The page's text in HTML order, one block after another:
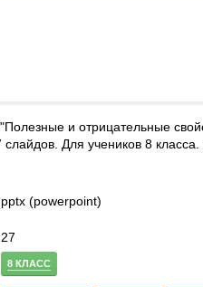
и отрицательные
Для учеников 8
pptx (powerpoint)
27
8 КЛАСС